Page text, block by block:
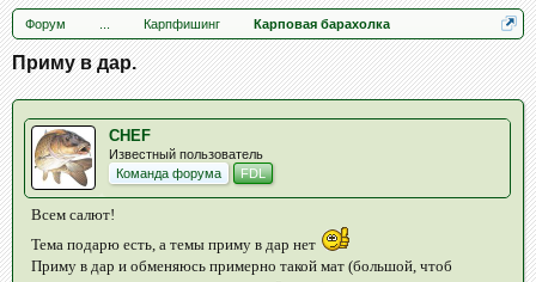
Форум Карпфишинг Карповая барахолка
Приму в дар.
CHEF
Известный пользователь
Команда форума
FDL
Всем салют!
Тема подарю есть, а темы приму в дар нет
Приму в дар и обменяюсь примерно такой мат (большой, чтоб